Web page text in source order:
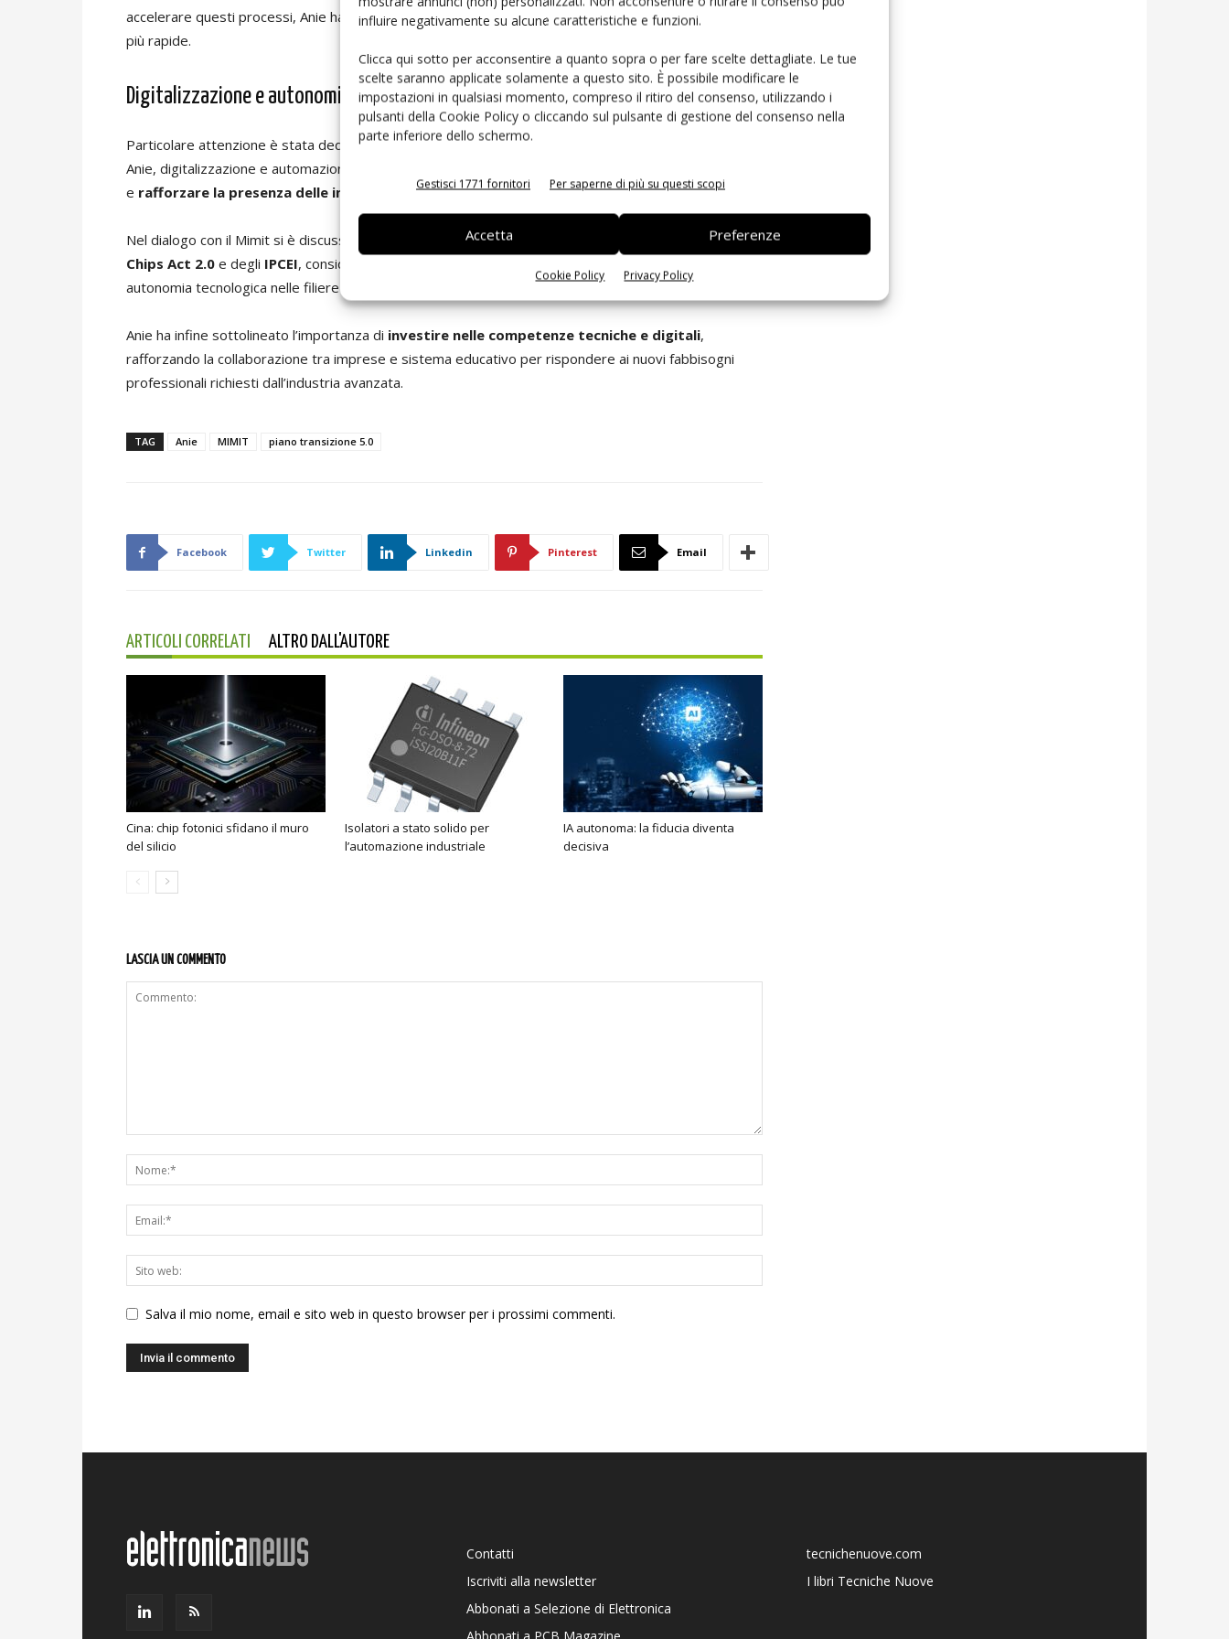
influire negativamente su alcune caratteristiche e funzioni.
Clicca qui sotto per acconsentire a quanto sopra o per fare scelte dettagliate. Le tue
scelte saranno applicate solamente a questo sito. È possibile modificare le
impostazioni in qualsiasi momento, compreso il ritiro del consenso, utilizzando i
pulsanti della Cookie Policy o cliccando sul pulsante di gestione del consenso nella
parte inferiore dello schermo.
Gestisci 1771 fornitori Per saperne di più su questi scopi
Accetta Preferenze
Cookie Policy Privacy Policy
accelerare questi processi, Anie ha chiesto una semplificazione normativa e procedure autorizzative
più rapide.
Digitalizzazione e autonomia industriale europea
Particolare attenzione è stata dedicata anche alla produttività del sistema manifatturiero italiano. Per
Anie, digitalizzazione e automazione rappresentano strumenti decisivi per ridurre il gap competitivo
e rafforzare la presenza delle imprese italiane sui mercati internazionali.
Nel dialogo con il Mimit si è discusso inoltre dell’ Industrial Accelerator Act europeo
, del futuro
Chips Act 2.0 e degli IPCEI, considerati leve strategiche per sostenere innovazione, investimenti e
autonomia tecnologica nelle filiere ad alto valore aggiunto.
Anie ha infine sottolineato l’importanza di investire nelle competenze tecniche e digitali,
rafforzando la collaborazione tra imprese e sistema educativo per rispondere ai nuovi fabbisogni
professionali richiesti dall’industria avanzata.
TAG Anie MIMIT piano transizione 5.0
Facebook Twitter Linkedin Pinterest Email
ARTICOLI CORRELATI ALTRO DALL'AUTORE
Cina: chip fotonici sfidano il muro
del silicio
Isolatori a stato solido per
l’automazione industriale
IA autonoma: la fiducia diventa
decisiva
LASCIA UN COMMENTO
Salva il mio nome, email e sito web in questo browser per i prossimi commenti.
Contatti
Iscriviti alla newsletter
Abbonati a Selezione di Elettronica
tecnichenuove.com
I libri Tecniche Nuove